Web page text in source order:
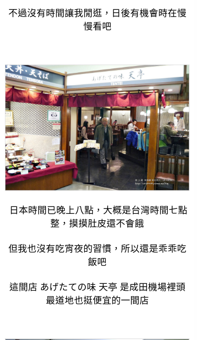
不過沒有時間讓我閒逛，日後有機會時在慢
慢看吧
日本時間已晚上八點，大概是台灣時間七點
整，摸摸肚皮還不會餓
但我也沒有吃宵夜的習慣，所以還是乖乖吃
飯吧
這間店 あげたての味 天亭 是成田機場裡頭
最道地也挺便宜的一間店